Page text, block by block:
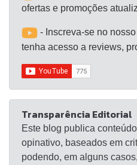
ofertas e promoções
- Inscreva-se no
tenha acesso a reviews,
Transparência Editorial
Este blog publica
opinativo, baseados em
podendo, em alguns